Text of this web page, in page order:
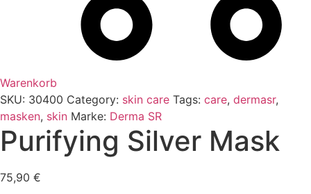
Warenkorb
SKU: 30400 Category: skin care Tags: care, dermasr,
masken, skin Marke: Derma SR
Purifying Silver Mask
75,90 €